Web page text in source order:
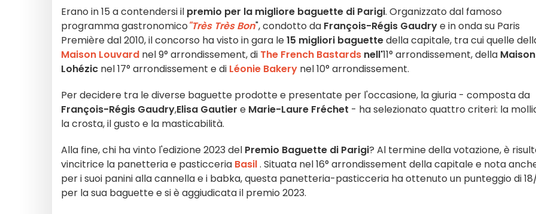
Erano in 15 a contendersi il premio per la migliore baguette di Parigi. Organizzato dal famoso
programma gastronomico"Très Très Bon", condotto da François-Régis Gaudrye in onda su Paris
Première dal 2010, il concorso ha visto in gara le15 migliori baguettedella capitale, tra cui quelle
Maison Louvard nel 9° arrondissement, di The French Bastards nell'11° arrondissement, della Maison
Lohézic nel 17° arrondissement e di Léonie Bakery nel 10° arrondissement.
Per decidere tra le diverse baguette prodotte e presentate per l'occasione, la giuria - composta da
François-Régis Gaudry,Elisa Gautier e Marie-Laure Fréchet - ha selezionato quattro criteri: la
la crosta, il gusto e la masticabilità.
Alla fine, chi ha vinto l'edizione 2023 del Premio Baguette di Parigi? Al termine della votazione, è
vincitrice la panetteria e pasticceria Basil. Situata nel 16° arrondissement della capitale e nota
per i suoi panini alla cannella e i babka, questa panetteria-pasticceria ha ottenuto un punteggio di
per la sua baguette e si è aggiudicata il premio 2023.